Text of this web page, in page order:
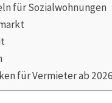
für Sozialwohnungen
für Vermieter ab 2026